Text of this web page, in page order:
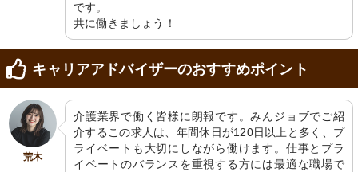
です。
共に働きましょう！
キャリアアドバイザーのおすすめポイント
荒木
介護業界で働く皆様に朗報です。みんジョブでご紹
介するこの求人は、年間休日が120日以上と多く、プ
ライベートも大切にしながら働けます。仕事とプラ
イベートのバランスを重視する方には最適な職場で